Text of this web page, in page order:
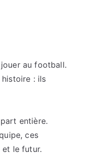
amoureux
de
japonaise
au football.
: ils
entière.
ces
et le futur.